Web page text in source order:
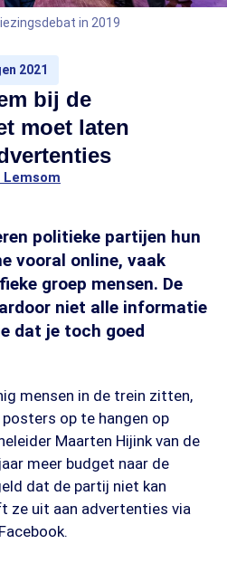
in 2019
2021
bij de
moet laten
Lemsom
politieke partijen hun
vooral online, vaak
groep mensen. De
niet alle informatie
dat je toch goed
mensen in de trein zitten,
op te hangen op
Maarten Hijink van de
meer budget naar de
dat de partij niet kan
ze uit aan advertenties via